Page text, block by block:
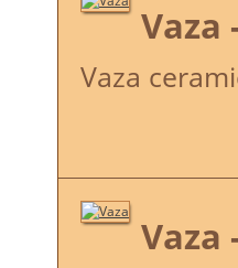
Vaza
Vaza
Vaza